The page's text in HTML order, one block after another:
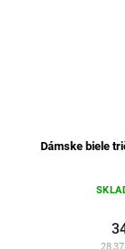
LEM Orch